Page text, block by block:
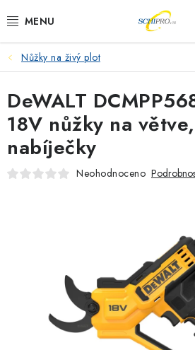
na
AKU NÁŘADÍ
ELEKTRICKÉ NÁŘADÍ
PŘÍSLUŠENSTVÍ
MĚŘÍCÍ TECHNIKA
PRACOVNÍ STOLY
ZNAČKOVACÍ SPREJE
Nůžky na živý plot
DeWALT
18V nůžky na
nabíječky
Neohodnoceno